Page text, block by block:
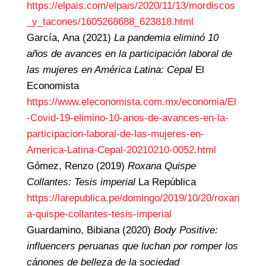
https://elpais.com/elpais/2020/11/13/mordiscos
_y_tacones/1605268688_623818.html
García, Ana (2021) La pandemia eliminó 10
años de avances en la participación laboral de
las mujeres en América Latina: CepalEl
Economista
https://www.eleconomista.com.mx/economia/El
-Covid-19-elimino-10-anos-de-avances-en-la-
participacion-laboral-de-las-mujeres-en-
America-Latina-Cepal-20210210-0052.html
Gómez, Renzo (2019) Roxana Quispe
Collantes: Tesis imperialLa República
https://larepublica.pe/domingo/2019/10/20/roxan
a-quispe-collantes-tesis-imperial
Guardamino, Bibiana (2020) Body Positive:
influencers peruanas que luchan por romper los
cánones de belleza de la sociedad